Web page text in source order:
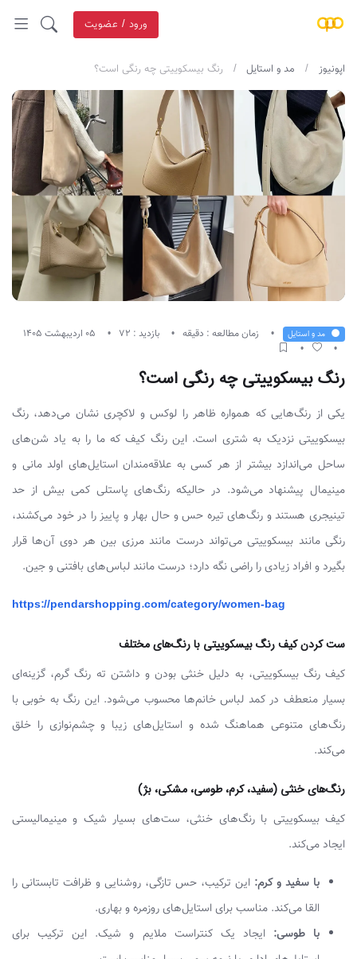
ورود / عضویت
اپونیوز مد و استایل رنگ بیسکوییتی چه رنگی است؟
مد و استایل زمان مطالعه : دقیقه بازدید : 72
رنگ بیسکوییتی چه رنگی است؟
یکی از رنگ‌هایی که همواره ظاهر را لوکس و لاکچری نشان می‌دهد، رنگ
بیسکوییتی نزدیک به شتری است. این رنگ کیف که ما را به یاد شن‌های
ساحل می‌اندازد بیشتر از هر کسی به علاقه‌مندان استایل‌های اولد مانی و
مینیمال پیشنهاد می‌شود. در حالیکه رنگ‌های پاستلی کمی بیش از حد
تینیجری هستند و رنگ‌های تیره حس و حال بهار و پاییز را در خود می‌کشند،
رنگی مانند بیسکوییتی می‌تواند درست مانند مرزی بین هر دوی آن‌ها قرار
بگیرد و افراد زیادی را راضی نگه دارد؛ درست مانند لباس‌های بافتنی و جین.
https://pendarshopping.com/category/women-bag
ست کردن کیف رنگ بیسکوییتی با رنگ‌های مختلف
کیف رنگ بیسکوییتی، به دلیل خنثی بودن و داشتن ته رنگ گرم، گزینه‌ای
بسیار منعطف در کمد لباس خانم‌ها محسوب می‌شود. این رنگ به خوبی با
رنگ‌های متنوعی هماهنگ شده و استایل‌های زیبا و چشم‌نوازی را خلق
می‌کند.
رنگ‌های خنثی (سفید، کرم، طوسی، مشکی، بژ)
کیف بیسکوییتی با رنگ‌های خنثی، ست‌های بسیار شیک و مینیمالیستی
ایجاد می‌کند.
با سفید و کرم: این ترکیب، حس تازگی، روشنایی و ظرافت تابستانی را
القا می‌کند. مناسب برای استایل‌های روزمره و بهاری.
با طوسی: ایجاد یک کنتراست ملایم و شیک. این ترکیب برای